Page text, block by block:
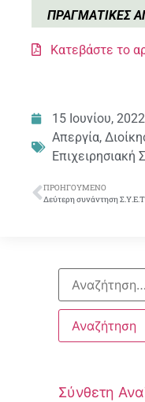
ΠΡΑΓΜΑΤΙΚΕΣ
Κατεβάστε το
15 Ιουνίου, 2022
Απεργία,
Επιχειρησιακή
ΠΡΟΗΓΟΎΜΕΝΟ
Σύνθετη